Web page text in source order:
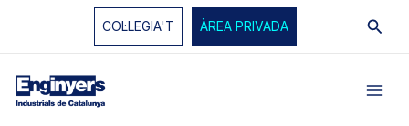
COL·LEGIA'T ÀREA PRIVADA